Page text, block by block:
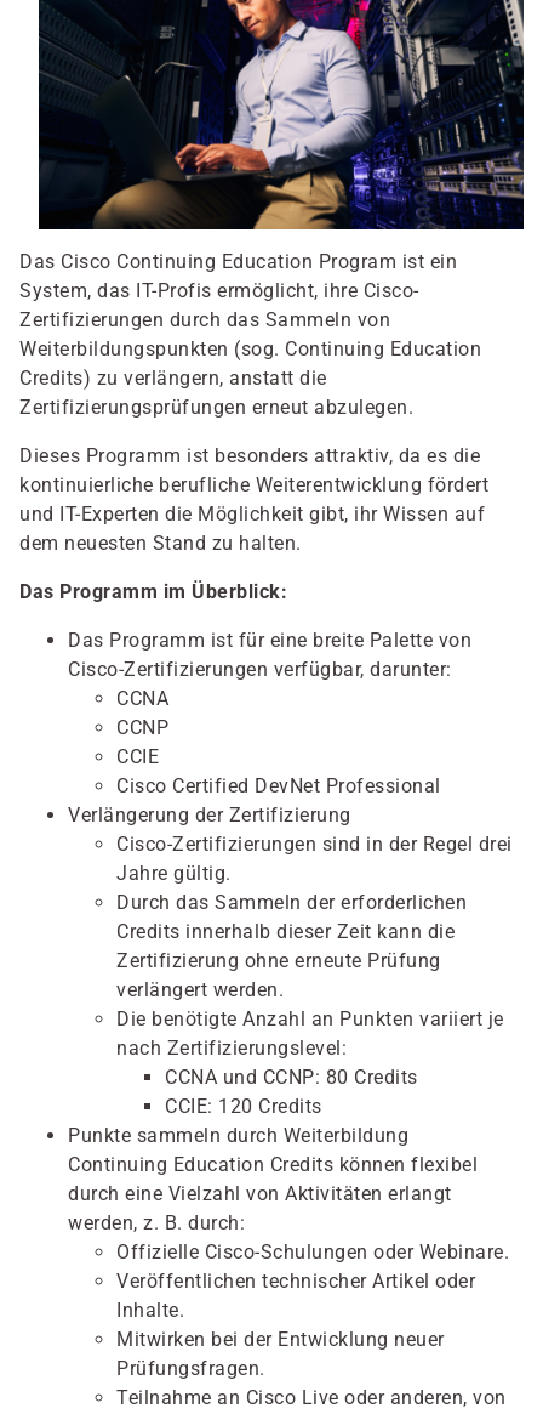
Das Cisco Continuing Education Program ist ein
System, das IT-Profis ermöglicht, ihre Cisco-
Zertifizierungen durch das Sammeln von
Weiterbildungspunkten (sog. Continuing Education
Credits) zu verlängern, anstatt die
Zertifizierungsprüfungen erneut abzulegen.
Dieses Programm ist besonders attraktiv, da es die
kontinuierliche berufliche Weiterentwicklung fördert
und IT-Experten die Möglichkeit gibt, ihr Wissen auf
dem neuesten Stand zu halten.
Das Programm im Überblick:
Das Programm ist für eine breite Palette von
Cisco-Zertifizierungen verfügbar, darunter:
CCNA
CCNP
CCIE
Cisco Certified DevNet Professional
Verlängerung der Zertifizierung
Cisco-Zertifizierungen sind in der Regel drei
Jahre gültig.
Durch das Sammeln der erforderlichen
Credits innerhalb dieser Zeit kann die
Zertifizierung ohne erneute Prüfung
verlängert werden.
Die benötigte Anzahl an Punkten variiert je
nach Zertifizierungslevel:
CCNA und CCNP: 80 Credits
CCIE: 120 Credits
Punkte sammeln durch Weiterbildung
Continuing Education Credits können flexibel
durch eine Vielzahl von Aktivitäten erlangt
werden, z. B. durch:
Offizielle Cisco-Schulungen oder Webinare.
Veröffentlichen technischer Artikel oder
Inhalte.
Mitwirken bei der Entwicklung neuer
Prüfungsfragen.
Teilnahme an Cisco Live oder anderen, von